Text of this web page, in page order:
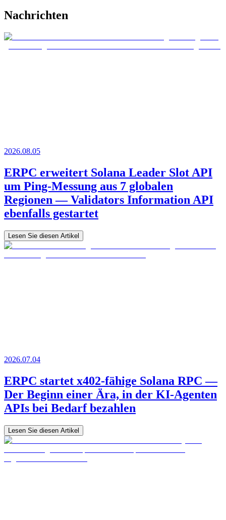
Nachrichten
2026.08.05
ERPC erweitert Solana Leader Slot API
um Ping-Messung aus 7 globalen
Regionen — Validators Information API
ebenfalls gestartet
Lesen Sie diesen Artikel
2026.07.04
ERPC startet x402-fähige Solana RPC —
Der Beginn einer Ära, in der KI-Agenten
APIs bei Bedarf bezahlen
Lesen Sie diesen Artikel